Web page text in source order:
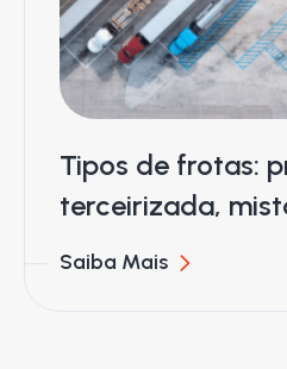
Tipos de frotas:
terceirizada,
Saiba Mais